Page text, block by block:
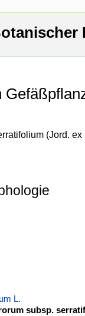
(Jord. ex
L.
subsp.